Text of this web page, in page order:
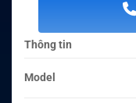
Thông tin
Model